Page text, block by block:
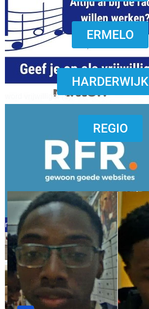
word vrijwilliger (1)
word vrijwilliger (1)
refreshed webdesign putten
ERMELO
HARDERWIJK
REGIO